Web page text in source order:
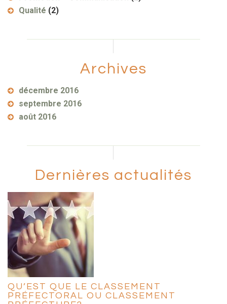
Qualité (2)
Archives
décembre 2016
septembre 2016
août 2016
Dernières actualités
QU’EST QUE LE CLASSEMENT
PRÉFECTORAL OU CLASSEMENT